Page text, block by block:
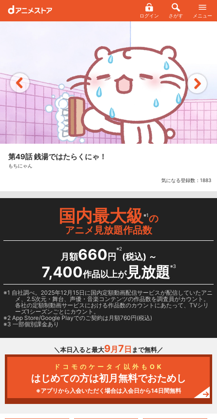
ログイン さがす メニュー
第49話 銭湯ではたらくにゃ！
もちにゃん
気になる登録数： 1883
国内最大級※1の
アニメ見放題作品数
月額660 円
※2
(税込) ～
7,400作品以上が見放題※3
1 自社調べ。2025年12月15日に国内定額動画配信サービスが配信していたアニ
メ、2.5次元・舞台、声優・音楽コンテンツの作品数を調査員がカウント。
各社の定額制動画サービスにおける作品数のカウントにあたって、TVシリ
ーズ1シーズンごとにカウント。
2 App Store/Google Playでのご契約は月額760円(税込)
3 一部個別課金あり
＼本日入ると最大9月 7 日 まで無料／
ドコモのケータイ以外もOK
はじめての方は初月無料でおためし
※アプリから入会いただく場合は入会日から14日間無料